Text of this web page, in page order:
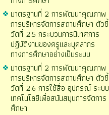
มาตรฐานที่ 2 การพัฒนาคุณภาพ
การบริหารจัดการสถานศึกษา ตัวชี้
วัดที่ 2.5 กระบวนการนิเทศการ
ปฏิบัติงานของครูและบุคลากร
ทางการศึกษาอย่างเป็นระบบ
มาตรฐานที่ 2 การพัฒนาคุณภาพ
การบริหารจัดการสถานศึกษา ตัวชี้
วัดที่ 2.6 การใช้สื่อ อุปกรณ์ ระบบ
เทคโนโลยีเพื่อสนันสนุนการจัดการ
ศึกษา